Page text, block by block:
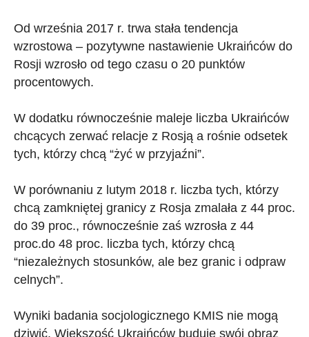
Od września 2017 r. trwa stała tendencja
wzrostowa – pozytywne nastawienie Ukraińców do
Rosji wzrosło od tego czasu o 20 punktów
procentowych.
W dodatku równocześnie maleje liczba Ukraińców
chcących zerwać relacje z Rosją a rośnie odsetek
tych, którzy chcą “żyć w przyjaźni”.
W porównaniu z lutym 2018 r. liczba tych, którzy
chcą zamkniętej granicy z Rosja zmalała z 44 proc.
do 39 proc., równocześnie zaś wzrosła z 44
proc.do 48 proc. liczba tych, którzy chcą
“niezależnych stosunków, ale bez granic i odpraw
celnych”.
Wyniki badania socjologicznego KMIS nie mogą
dziwić. Większość Ukraińców buduje swój obraz